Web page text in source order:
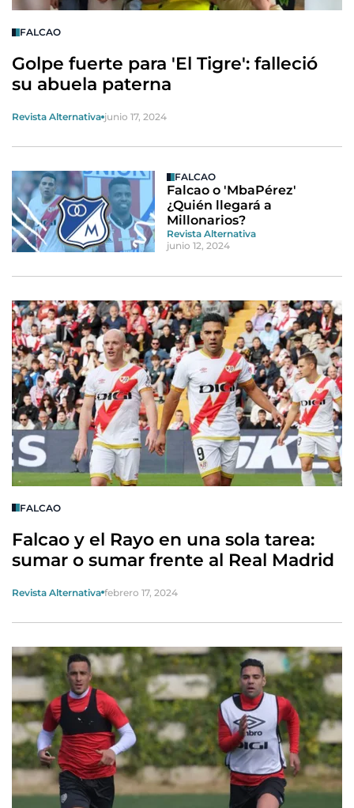
FALCAO
Golpe fuerte para 'El Tigre': falleció
su abuela paterna
Revista Alternativa junio 17, 2024
FALCAO
Falcao o 'MbaPérez'
¿Quién llegará a
Millonarios?
Revista Alternativa
junio 12, 2024
FALCAO
Falcao y el Rayo en una sola tarea:
sumar o sumar frente al Real Madrid
Revista Alternativa febrero 17, 2024